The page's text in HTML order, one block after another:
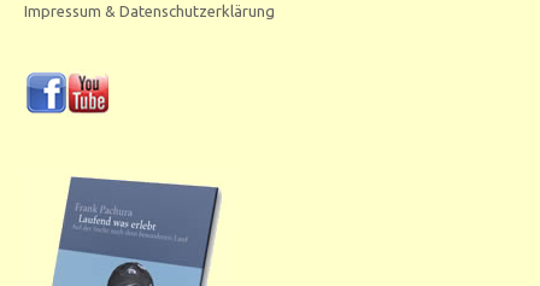
Impressum & Datenschutzerklärung